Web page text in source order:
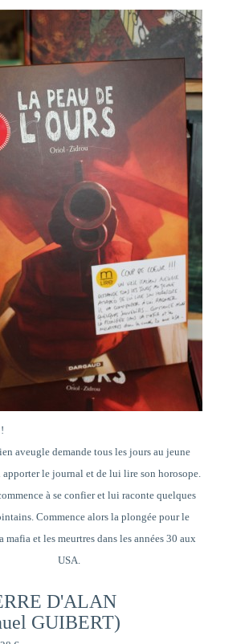
aveugle demande tous les jours au jeune
le journal et de lui lire son horosope.
à se confier et lui raconte quelques
Commence alors la plongée pour le
mafia et les meurtres dans les années 30 aux
USA.
D'ALAN
GUIBERT)